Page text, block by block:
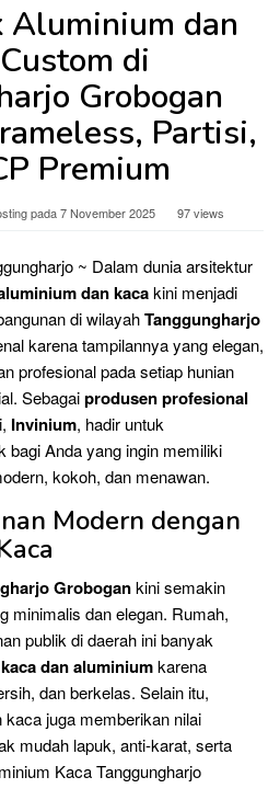
Aluminium dan
di
Grobogan
Partisi,
Premium
pada7 November 2025 97 views
~ Dalam dunia arsitektur
dan kacakini menjadi
di wilayahTanggungharjo
karena tampilannya yang elegan,
profesional pada setiap hunian
Sebagaiprodusen profesional
Invinium, hadir untuk
bagi Anda yang ingin memiliki
kokoh, dan menawan.
Modern dengan
Grobogankini semakin
minimalis dan elegan. Rumah,
publik di daerah ini banyak
dan aluminiumkarena
dan berkelas. Selain itu,
juga memberikan nilai
mudah lapuk, anti-karat, serta
Kaca Tanggungharjo